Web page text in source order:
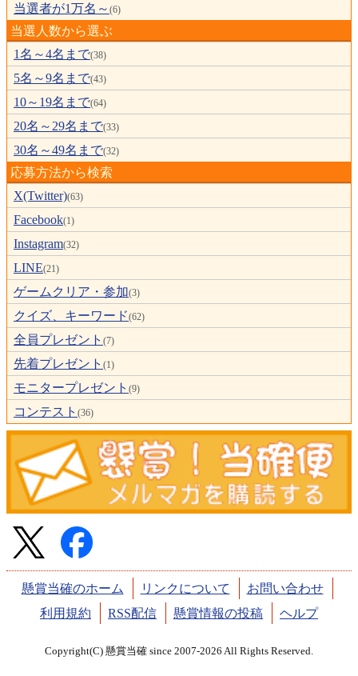
当選者が1万名～ (6)
当選人数から選ぶ
1名～4名まで(38)
5名～9名まで(43)
10～19名まで(64)
20名～29名まで(33)
30名～49名まで(32)
応募方法から検索
X(Twitter)(63)
Facebook(1)
Instagram(32)
LINE(21)
ゲームクリア・参加(3)
クイズ、キーワード(62)
全員プレゼント (7)
先着プレゼント (1)
モニタープレゼント (9)
コンテスト (36)
懸賞当確のホーム リンクについて
お問い合わせ
利用規約
RSS配信 懸賞情報の投稿 ヘルプ
Copyright(C) 懸賞当確 since 2007-2026 All Rights Reserved.